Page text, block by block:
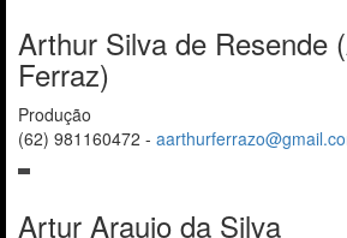
Arthur Silva de Resende
Ferraz)
Produção
(62) 981160472 -
Artur Araujo da Silva